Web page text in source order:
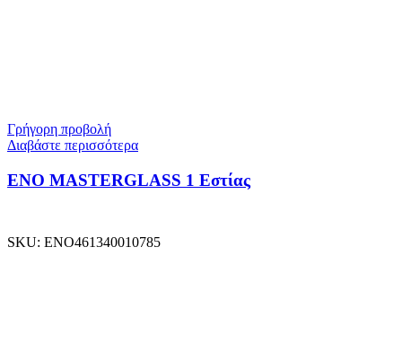
Γρήγορη προβολή
Διαβάστε περισσότερα
ENO MASTERGLASS 1 Εστίας
SKU: ENO461340010785